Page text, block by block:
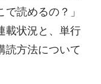
読めるの？」
載状況と、単行
読方法について